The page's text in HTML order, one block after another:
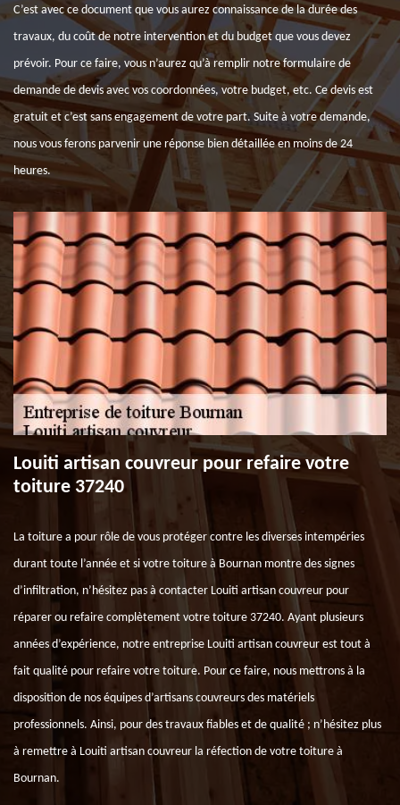
C’est avec ce document que vous aurez connaissance de la durée des
travaux, du coût de notre intervention et du budget que vous devez
prévoir. Pour ce faire, vous n’aurez qu’à remplir notre formulaire de
demande de devis avec vos coordonnées, votre budget, etc. Ce devis est
gratuit et c’est sans engagement de votre part. Suite à votre demande,
nous vous ferons parvenir une réponse bien détaillée en moins de 24
heures.
Louiti artisan couvreur pour refaire votre
toiture 37240
La toiture a pour rôle de vous protéger contre les diverses intempéries
durant toute l’année et si votre toiture à Bournan montre des signes
d’infiltration, n’hésitez pas à contacter Louiti artisan couvreur pour
réparer ou refaire complètement votre toiture 37240. Ayant plusieurs
années d’expérience, notre entreprise Louiti artisan couvreur est tout à
fait qualité pour refaire votre toiture. Pour ce faire, nous mettrons à la
disposition de nos équipes d’artisans couvreurs des matériels
professionnels. Ainsi, pour des travaux fiables et de qualité ; n’hésitez plus
à remettre à Louiti artisan couvreur la réfection de votre toiture à
Bournan.